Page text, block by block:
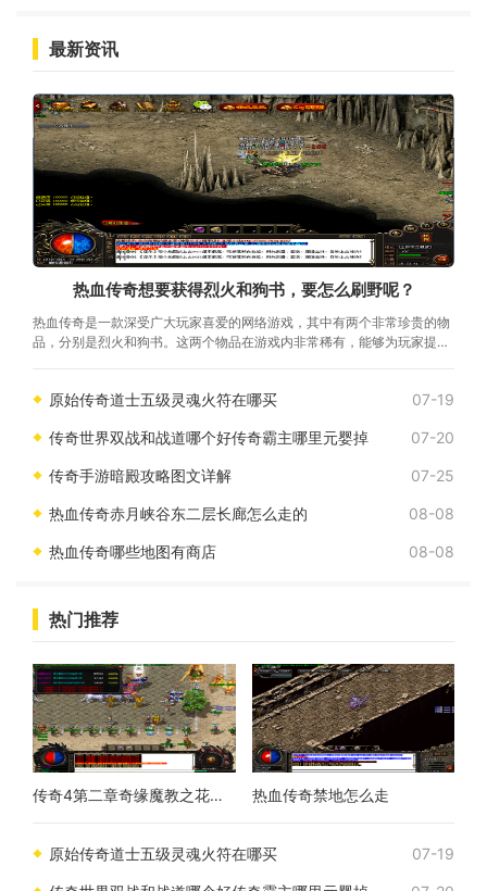
最新资讯
热血传奇想要获得烈火和狗书，要怎么刷野呢？
热血传奇是一款深受广大玩家喜爱的网络游戏，其中有两个非常珍贵的物
品，分别是烈火和狗书。这两个物品在游戏内非常稀有，能够为玩家提供
原始传奇道士五级灵魂火符在哪买 07-19
传奇世界双战和战道哪个好传奇霸主哪里元婴掉 07-20
传奇手游暗殿攻略图文详解 07-25
热血传奇赤月峡谷东二层长廊怎么走的 08-08
热血传奇哪些地图有商店 08-08
热门推荐
传奇4第二章奇缘魔教之花怎么打 热血传奇禁地怎么走
原始传奇道士五级灵魂火符在哪买 07-19